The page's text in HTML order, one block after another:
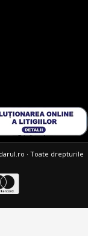
· Toate drepturile